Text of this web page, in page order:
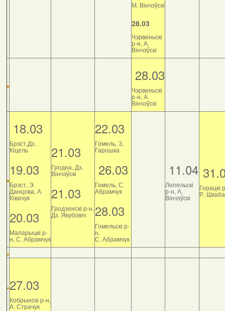
М. Вінчэўскі
28.03
Чэрвеньскі
р-н, А.
Вінчэўскі
28.03
Чэрвеньскі
р-н, А.
Вінчэўскі
18.03
Брэст,Дз.
Кіцель
19.03
Брэст, Э.
Данцова, А.
Ківачук
20.03
Маларыцкі р-
н, С. Абрамчук
21.03
Гродна, Дз.
Вінчэўскі
21.03
Гродзенскі р-н,
Дз. Якубовіч
22.03
Гомель, З.
Гарошка
26.03
Гомель, С.
Абрамчук
28.03
Гомельскі р-
н,
С. Абрамчук
11.04
Лепельскі
р-н, А.
Вінчэўскі
Горацкі
Р.
27.03
Кобрынскі р-н,
А. Страчук